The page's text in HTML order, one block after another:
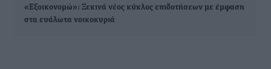
«Εξοικονομώ»: Ξεκινά νέος κύκλος επιδοτήσεων με έμφαση
στα ευάλωτα νοικοκυριά